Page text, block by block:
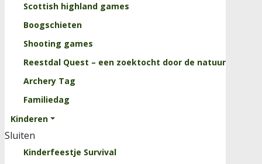
Trainingen
Sluiten
Kids
Groepslessen
Personal Training Reestdal Outdoor
Clinics
Rooster
Evenementen
Scottish highland games
Boogschieten
Shooting games
Reestdal Quest – een zoektocht door de natuur
Archery Tag
Familiedag
Kinderen
Sluiten
Kinderfeestje Survival